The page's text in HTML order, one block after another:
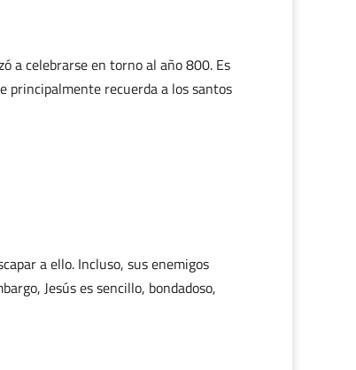
a celebrarse en torno al año 800. Es
principalmente recuerda a los santos
a ello. Incluso, sus enemigos
Jesús es sencillo, bondadoso,